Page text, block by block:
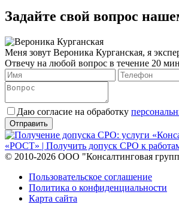
Задайте свой вопрос
Меня зовут Вероника Курганская, я
Отвечу на любой вопрос в течение 20
Даю согласие на обработку
© 2010-2026 ООО "Консалтинговая
Пользовательское соглашение
Политика о конфиденциальности
Карта сайта